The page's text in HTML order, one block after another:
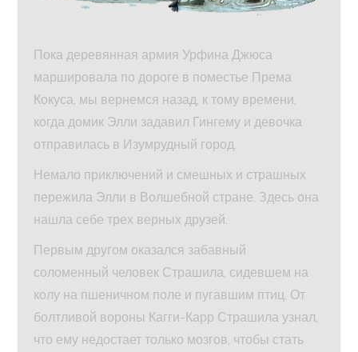
Пока деревянная армия Урфина Джюса
маршировала по дороге в поместье Према
Кокуса, мы вернемся назад, к тому времени,
когда домик Элли задавил Гингему и девочка
отправилась в Изумрудный город.
Немало приключений и смешных и страшных
пережила Элли в Волшебной стране. Здесь она
нашла себе трех верных друзей.
Первым другом оказался забавный
соломенный человек Страшила, сидевшем на
колу на пшеничном поле и пугавшим птиц. От
болтливой вороны Кагги-Карр Страшила узнал,
что ему недостает только мозгов, чтобы стать